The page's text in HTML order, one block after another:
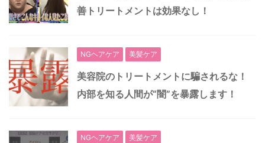
善トリートメントは効果なし！
NGヘアケア 美髪ケア
美容院のトリートメントに騙されるな！
内部を知る人間が“闇”を暴露します！
NGヘアケア 美髪ケア